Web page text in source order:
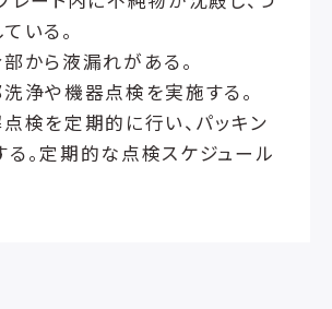
いる。
から液漏れがある。
浄や機器点検を実施する。
検を定期的に行い、パッキン
。定期的な点検スケジュール